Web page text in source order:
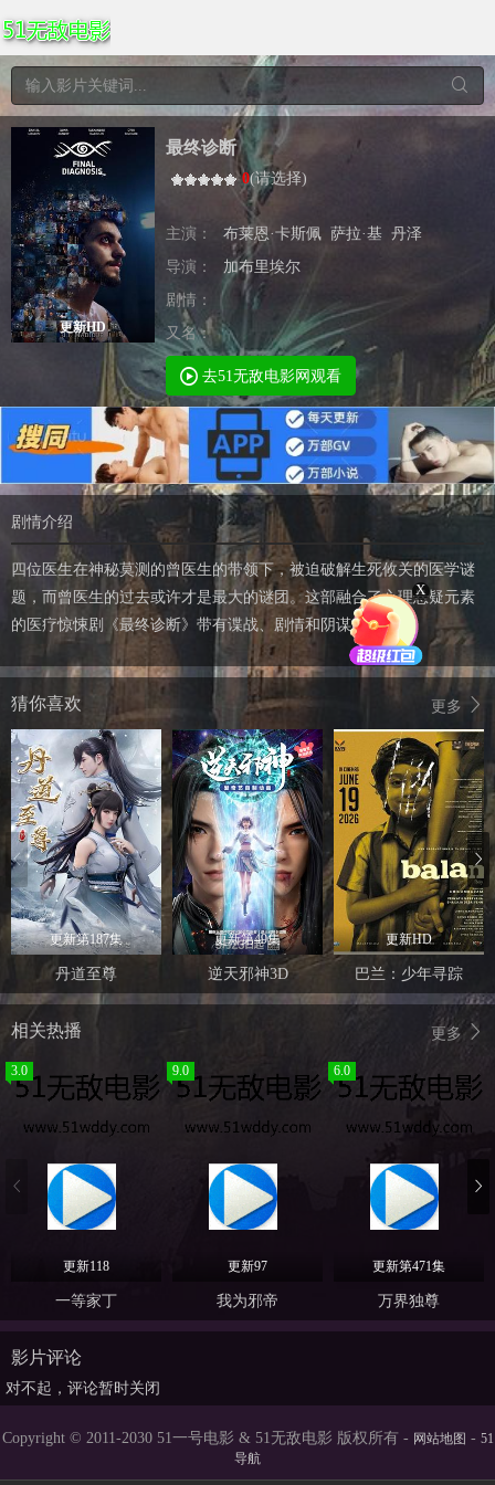
更新HD
最终诊断
0(请选择)
主演： 布莱恩·卡斯佩 萨拉·基 丹泽
导演：
加布里埃尔
剧情：
又名：
去51无敌电影网观看
剧情介绍
四位医生在神秘莫测的曾医生的带领下，被迫破解生死攸关的医学谜
题，而曾医生的过去或许才是最大的谜团。这部融合了心理悬疑元素
的医疗惊悚剧《最终诊断》带有谍战、剧情和阴谋的色彩。
更多
猜你喜欢
更新第187集
丹道至尊
更新第49集
逆天邪神3D
更新HD
巴兰：少年寻踪
更多
相关热播
3.0
更新118
一等家丁
9.0
更新97
我为邪帝
6.0
更新第471集
万界独尊
影片评论
对不起，评论暂时关闭
Copyright © 2011-2030 51一号电影 & 51无敌电影 版权所有 - 网站地图 - 51
导航
X